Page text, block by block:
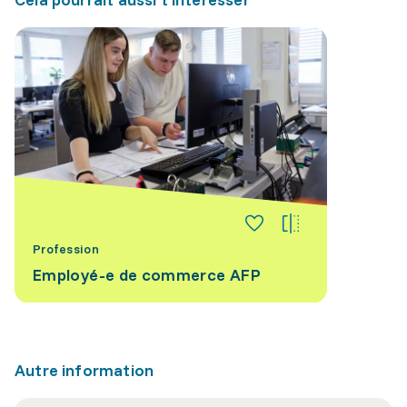
Profession
Employé-e de commerce AFP
Autre information